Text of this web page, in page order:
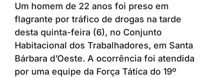
Um homem de 22 anos foi preso em
flagrante por tráfico de drogas na tarde
desta quinta-feira (6), no Conjunto
Habitacional dos Trabalhadores, em Santa
Bárbara d’Oeste. A ocorrência foi atendida
por uma equipe da Força Tática do 19º